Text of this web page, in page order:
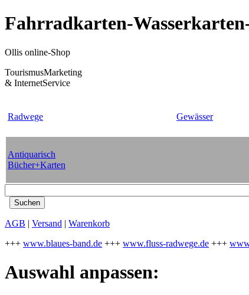
Fahrradkarten-
Ollis online-Shop
TourismusMarketing
& InternetService
Radwege Gewässer
Antiquarisch
Bücher+Karten
AGB | Versand | Warenkorb
+++ www.blaues-band.de +++ www.fluss-radwege.de +++
Auswahl anpassen: